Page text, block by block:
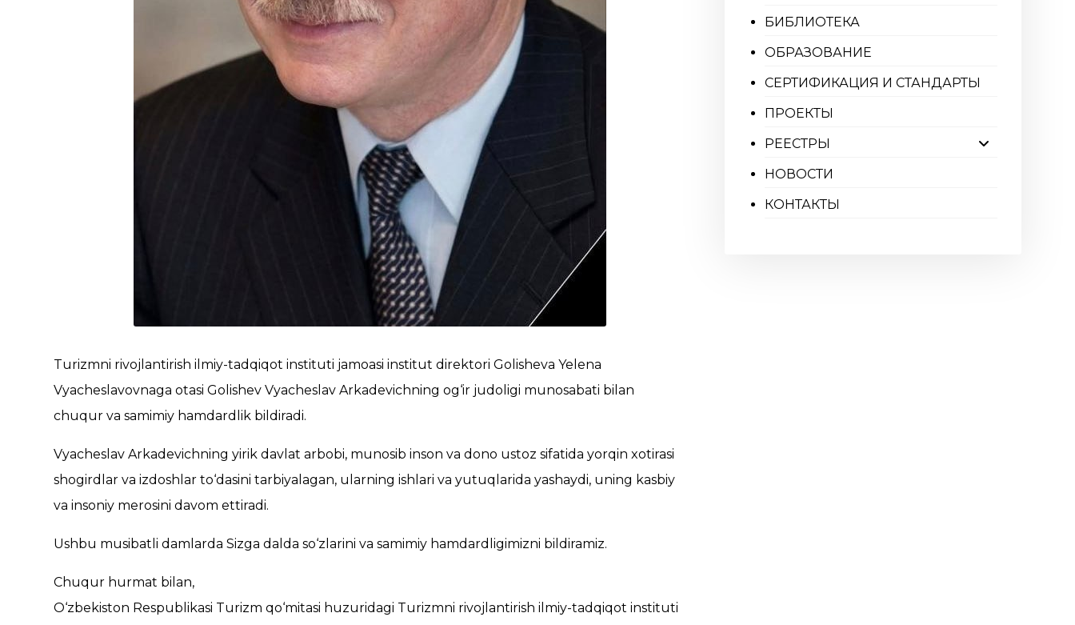
Turizmni rivojlantirish ilmiy-tadqiqot instituti jamoasi institut direktori Golisheva Yelena
Vyacheslavovnaga otasi Golishev Vyacheslav Arkadevichning og‘ir judoligi munosabati bilan
chuqur va samimiy hamdardlik bildiradi.
Vyacheslav Arkadevichning yirik davlat arbobi, munosib inson va dono ustoz sifatida yorqin xotirasi
shogirdlar va izdoshlar to‘dasini tarbiyalagan, ularning ishlari va yutuqlarida yashaydi, uning kasbiy
va insoniy merosini davom ettiradi.
Ushbu musibatli damlarda Sizga dalda so‘zlarini va samimiy hamdardligimizni bildiramiz.
Chuqur hurmat bilan,
O‘zbekiston Respublikasi Turizm qo‘mitasi huzuridagi Turizmni rivojlantirish ilmiy-tadqiqot instituti
БИБЛИОТЕКА
ОБРАЗОВАНИЕ
СЕРТИФИКАЦИЯ И СТАНДАРТЫ
ПРОЕКТЫ
РЕЕСТРЫ
НОВОСТИ
КОНТАКТЫ